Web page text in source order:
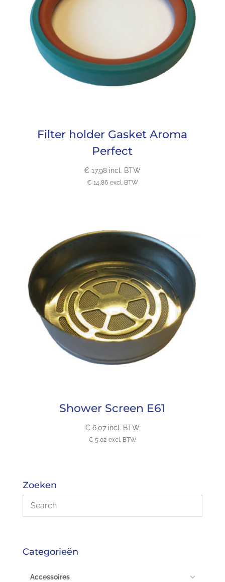
Filter holder Gasket Aroma
Perfect
€ 17,98 incl. BTW
€ 14,86 excl. BTW
Shower Screen E61
€ 6,07 incl. BTW
€ 5,02 excl. BTW
Zoeken
Categorieën
Accessoires